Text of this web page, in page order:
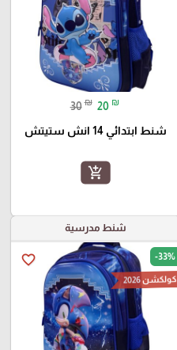
30 ₪ 20 ₪
شنط ابتدائي 14 انش ستيتش
add_shopping_cart
شنط مدرسية
favorite_border -33%
كولكشن 2026